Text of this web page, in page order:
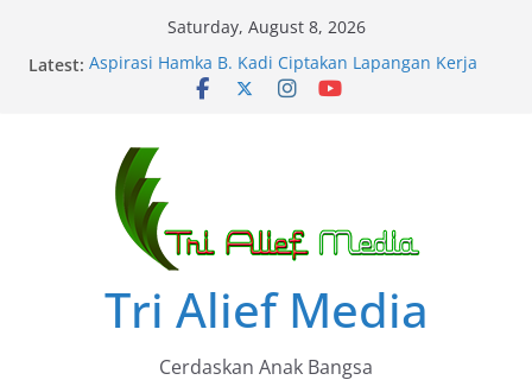
Saturday, August 8, 2026
Latest: Aspirasi Hamka B. Kadi Ciptakan Lapangan Kerja
Kasus Perkelahian di Bontokadatto Bonsel Nunggu
Cakura Polsel
Reses Masa Sidang III Lukman B Kady, Pertanian
dan BPJS Mengemuka
Reses Lukman B. Kady di Tangke Bajeng Diwarnai
Usulan Warga
Tri Alief Media
Cerdaskan Anak Bangsa